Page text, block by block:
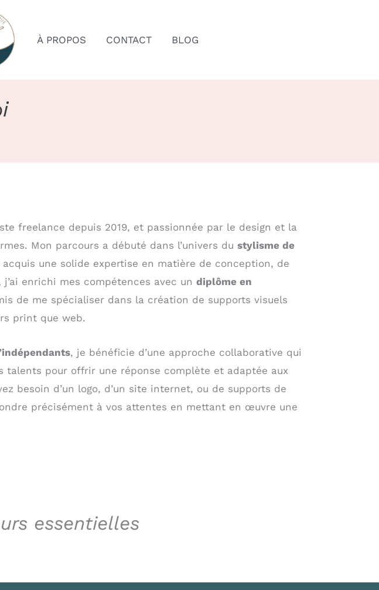
À PROPOS CONTACT BLOG
freelance depuis 2019, et passionnée par le design et la
Mon parcours a débuté dans l’univers dustylisme de
acquis une solide expertise en matière de conception, de
enrichi mes compétences avec undiplôme en
de me spécialiser dans la création de supports visuels
print que web.
, je bénéficie d’une approche collaborative qui
talents pour offrir une réponse complète et adaptée aux
besoin d’un logo, d’un site internet, ou de supports de
précisément à vos attentes en mettant en œuvre une
essentielles